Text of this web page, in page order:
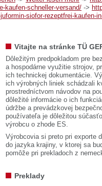
kaufen-schneller-versand/ ->
siofor-rezeptfrei-kaufen-
Vitajte na stránke TÜ
Dôležitým predpokladom pre
a hospodárne využitie strojov,
ich technickej dokumentácie.
ich výrobných liniek schádzali
prostredníctvom návodov na
dôležité informácie o ich
údržbe a prevádzkovej
používateľa je dôležitou
výrobcu o zhode ES.
Výrobcovia si preto pri exporte
do jazyka krajiny, v ktorej sa
pomôže pri prekladoch z
Preklady